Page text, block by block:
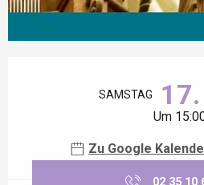
SAMSTAG 17.
Um
Zu Google